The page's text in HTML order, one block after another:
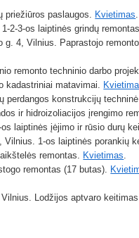
paslaugos. Kvietimas
2-3-os laiptinės grindų
g. 4, Vilnius. Paprastojo
remonto techninio darbo
kadastriniai matavimai.
perdangos konstrukcijų
ir hidroizoliacijos įrengimo
laiptinės įėjimo ir rūsio durų
Vilnius. 1-os laiptinės porankių
remontas. Kvietimas
remontas (17 butas).
Lodžijos aptvaro